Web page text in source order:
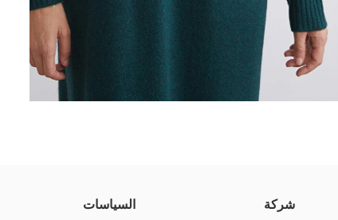
شركة السياسات